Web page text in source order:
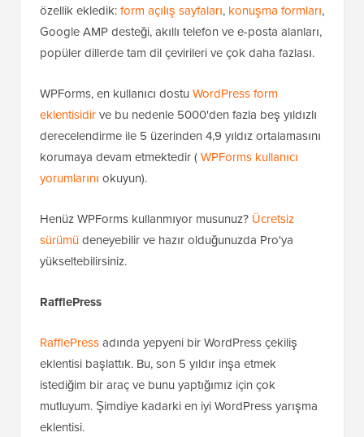
özellik ekledik:form açılış sayfaları, konuşma formları,
Google AMP desteği, akıllı telefon ve e-posta alanları,
popüler dillerde tam dil çevirileri ve çok daha fazlası.
WPForms, en kullanıcı dostu WordPress form
eklentisidirve bu nedenle 5000'den fazla beş yıldızlı
derecelendirme ile 5 üzerinden 4,9 yıldız ortalamasını
korumaya devam etmektedir (WPForms kullanıcı
yorumlarını okuyun).
Henüz WPForms kullanmıyor musunuz? Ücretsiz
sürümüdeneyebilir ve hazır olduğunuzda Pro'ya
yükseltebilirsiniz.
RafflePress
RafflePressadında yepyeni bir WordPress çekiliş
eklentisi başlattık. Bu, son 5 yıldır inşa etmek
istediğim bir araç ve bunu yaptığımız için çok
mutluyum. Şimdiye kadarki en iyi WordPress yarışma
eklentisi.